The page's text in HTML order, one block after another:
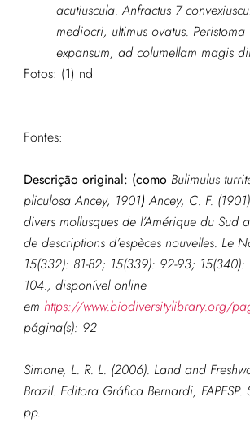
acutiuscula. Anfractus 7
mediocri, ultimus ovatus.
expansum, ad columellam magis
Fotos: (1) nd
Fontes:
Descrição original: (como Bulimulus
pliculosa Ancey, 1901) Ancey, C. F.
divers mollusques de l’Amérique du Sud
de descriptions d’espèces nouvelles. Le
15(332): 81-82; 15(339): 92-93; 15(340):
104., disponível online
em https://www.biodiversitylibrary.org/
página(s): 92
Simone, L. R. L. (2006). Land and
Brazil. Editora Gráfica Bernardi,
pp.